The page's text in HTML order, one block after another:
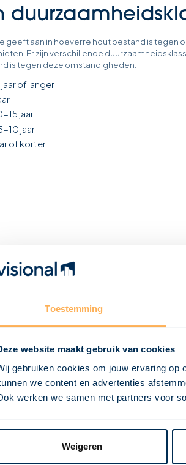
Toestemming
website maakt gebruik van cookies
gebruiken cookies om jouw ervaring op
we content en advertenties
werken we samen met partners voor
Weigeren
geeft aan in hoeverre hout bestand is tegen
Er zijn verschillende
is tegen deze omstandigheden:
of langer
15 jaar
10 jaar
of korter